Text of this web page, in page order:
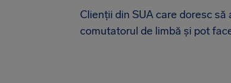
Clienții din SUA care doresc
comutatorul de limbă și pot